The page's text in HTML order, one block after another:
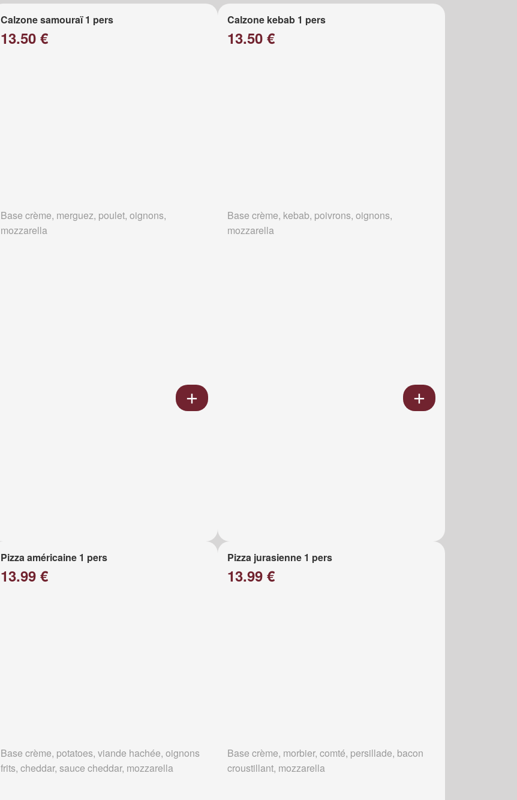
Calzone samouraï 1 pers
13.50 €
Base crème, merguez, poulet, oignons,
mozzarella
Calzone kebab 1 pers
13.50 €
Base crème, kebab, poivrons, oignons,
mozzarella
Pizza américaine 1 pers
13.99 €
Base crème, potatoes, viande hachée, oignons
frits, cheddar, sauce cheddar, mozzarella
Pizza jurasienne 1 pers
13.99 €
Base crème, morbier, comté, persillade, bacon
croustillant, mozzarella